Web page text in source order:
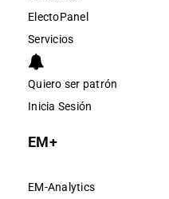
ElectoPanel
Servicios
Quiero ser patrón
Inicia Sesión
EM+
EM-Analytics